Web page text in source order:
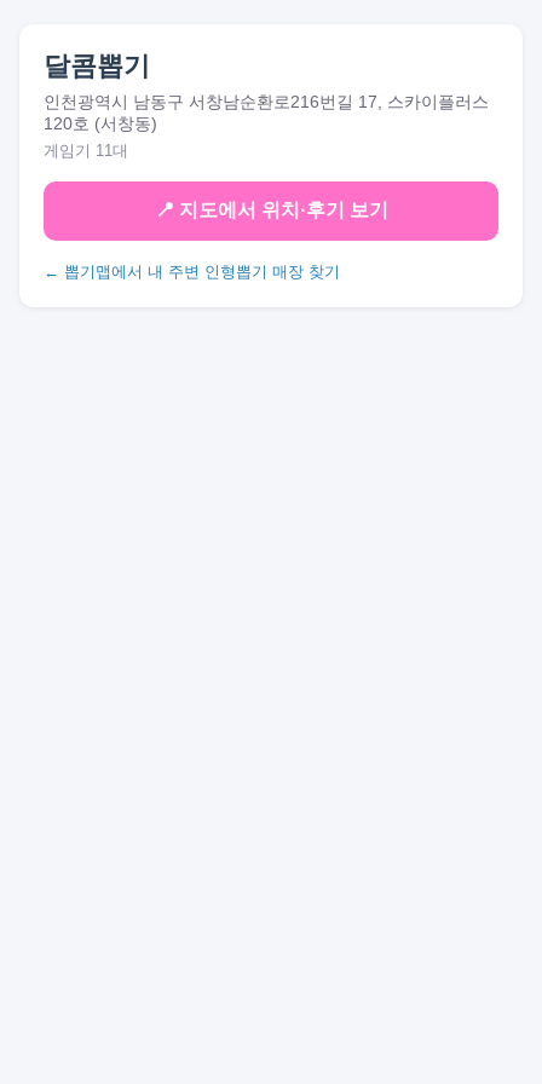
달콤뽑기
인천광역시 남동구 서창남순환로216번길 17, 스카이플러스
120호 (서창동)
게임기 11대
📍 지도에서 위치·후기 보기
← 뽑기맵에서 내 주변 인형뽑기 매장 찾기